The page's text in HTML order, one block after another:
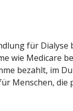
für Dialyse
wie Medicare
bezahlt, im
Menschen, die